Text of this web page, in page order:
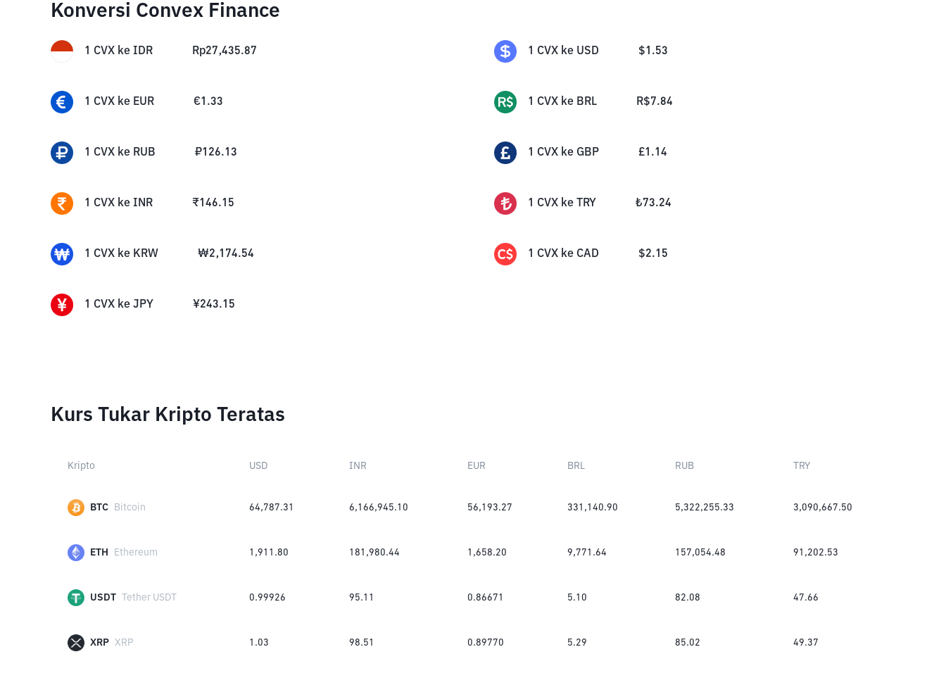
Konversi Convex Finance
1 CVX ke IDR Rp27,435.87 1 CVX ke USD $1.53
1 CVX ke EUR €1.33 1 CVX ke BRL R$7.84
1 CVX ke RUB ₽126.13 1 CVX ke GBP £1.14
1 CVX ke INR ₹146.15 1 CVX ke TRY ₺73.24
1 CVX ke KRW ₩2,174.54 1 CVX ke CAD $2.15
1 CVX ke JPY ¥243.15
Kurs Tukar Kripto Teratas
Kripto USD INR EUR BRL RUB TRY
BTC Bitcoin 64,787.31 6,166,945.10 56,193.27 331,140.90 5,322,255.33 3,090,667.50
ETH Ethereum 1,911.80 181,980.44 1,658.20 9,771.64 157,054.48 91,202.53
USDT Tether USDT 0.99926 95.11 0.86671 5.10 82.08 47.66
XRP XRP 1.03 98.51 0.89770 5.29 85.02 49.37